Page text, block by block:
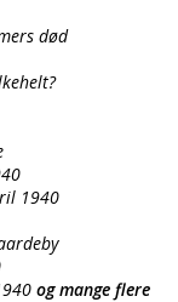
død
1940
og mange flere